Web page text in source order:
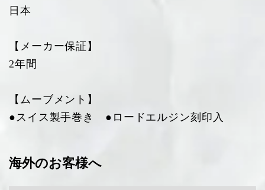
日本
【メーカー保証】
2年間
【ムーブメント】
●スイス製手巻き ●ロードエルジン刻印入
海外のお客様へ